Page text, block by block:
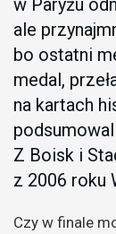
w Paryżu
ale
bo ostatni
medal,
na kartach
Z Boisk i
z 2006 roku
Czy w finale